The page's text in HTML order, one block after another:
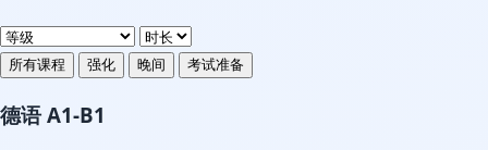
所有课程 强化 晚间 考试准备
德语 A1-B1